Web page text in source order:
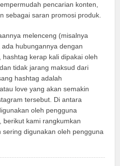
pencarian konten,
sebagai saran promosi produk.
melenceng (misalnya
hubungannya dengan
kerap kali dipakai oleh
tidak jarang maksud dari
hashtag adalah
love yang akan semakin
tersebut. Di antara
oleh pengguna
berikut kami rangkumkan
digunakan oleh pengguna